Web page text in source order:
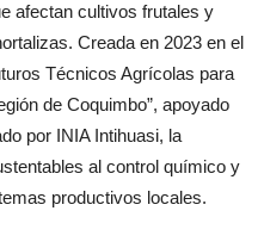
afectan cultivos frutales y
Creada en 2023 en el
Técnicos Agrícolas para
de Coquimbo”, apoyado
por INIA Intihuasi, la
al control químico y
productivos locales.